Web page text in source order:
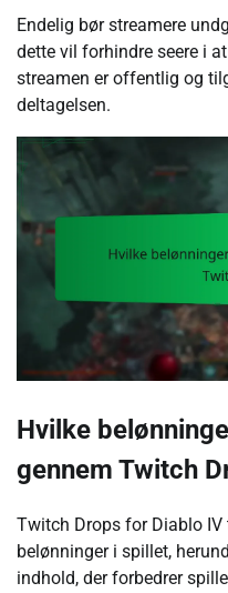
Endelig bør streamere
dette vil forhindre seere i
streamen er offentlig og
deltagelsen.
Hvilke
gennem Twitch
Twitch Drops for Diablo
belønninger i spillet,
indhold, der forbedrer